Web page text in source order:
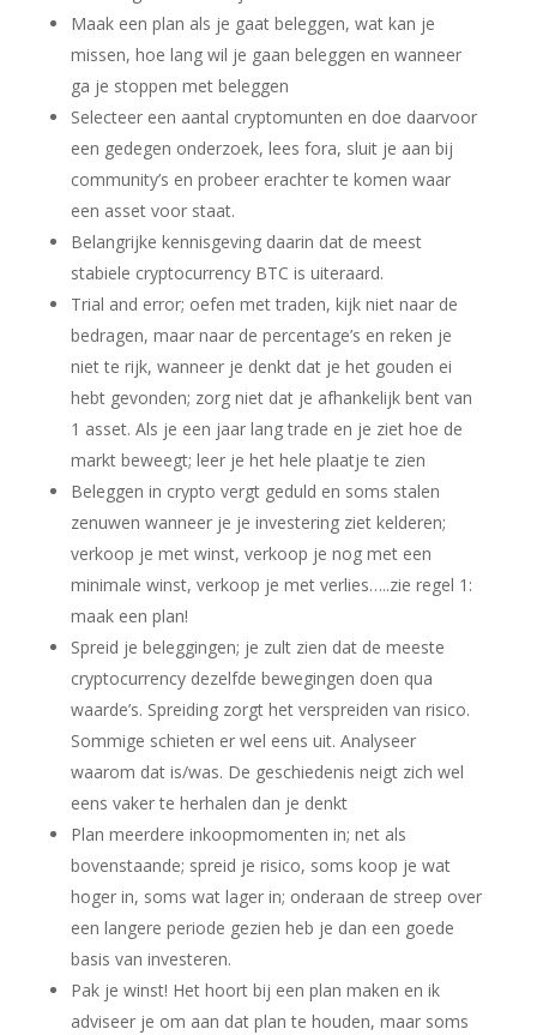
Maak een plan als je gaat beleggen, wat kan je
missen, hoe lang wil je gaan beleggen en wanneer
ga je stoppen met beleggen
Selecteer een aantal cryptomunten en doe daarvoor
een gedegen onderzoek, lees fora, sluit je aan bij
community’s en probeer erachter te komen waar
een asset voor staat.
Belangrijke kennisgeving daarin dat de meest
stabiele cryptocurrency BTC is uiteraard.
Trial and error; oefen met traden, kijk niet naar de
bedragen, maar naar de percentage’s en reken je
niet te rijk, wanneer je denkt dat je het gouden ei
hebt gevonden; zorg niet dat je afhankelijk bent van
1 asset. Als je een jaar lang trade en je ziet hoe de
markt beweegt; leer je het hele plaatje te zien
Beleggen in crypto vergt geduld en soms stalen
zenuwen wanneer je je investering ziet kelderen;
verkoop je met winst, verkoop je nog met een
minimale winst, verkoop je met verlies…..zie regel 1:
maak een plan!
Spreid je beleggingen; je zult zien dat de meeste
cryptocurrency dezelfde bewegingen doen qua
waarde’s. Spreiding zorgt het verspreiden van risico.
Sommige schieten er wel eens uit. Analyseer
waarom dat is/was. De geschiedenis neigt zich wel
eens vaker te herhalen dan je denkt
Plan meerdere inkoopmomenten in; net als
bovenstaande; spreid je risico, soms koop je wat
hoger in, soms wat lager in; onderaan de streep over
een langere periode gezien heb je dan een goede
basis van investeren.
Pak je winst! Het hoort bij een plan maken en ik
adviseer je om aan dat plan te houden, maar soms